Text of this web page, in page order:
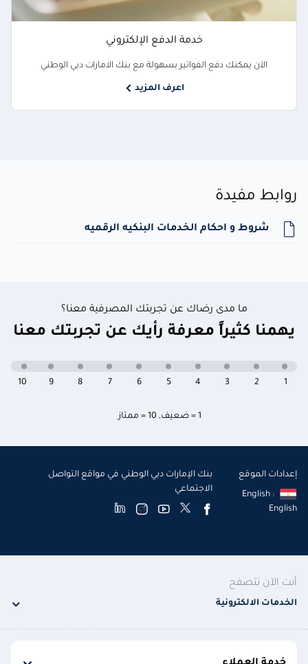
خدمة الدفع الإلكتروني
الآن يمكنك دفع الفواتير بسهولة مع بنك الامارات دبي الوطني
اعرف المزيد
روابط مفيدة
شروط و احكام الخدمات البنكيه الرقميه
ما مدى رضاك عن تجربتك المصرفية معنا؟
يهمنا كثيراً معرفة رأيك عن تجربتك معنا
1 = ضعيف , 10 = ممتاز
10 9 8 7 6 5 4 3 2 1
إعدادات الموقع
English :
English
بنك الإمارات دبي الوطني في مواقع التواصل
الاجتماعي
أنت الآن تتصفح
الخدمات الالكترونية